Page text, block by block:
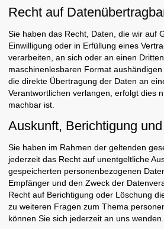
Recht auf
Sie haben das Recht, Daten, die wir auf
Einwilligung oder in Erfüllung eines
verarbeiten, an sich oder an einen
maschinenlesbaren Format
die direkte Übertragung der Daten an
Verantwortlichen verlangen, erfolgt dies
machbar ist.
Auskunft, Berichtigung
Sie haben im Rahmen der geltenden
jederzeit das Recht auf unentgeltliche
gespeicherten personenbezogenen
Empfänger und den Zweck der
Recht auf Berichtigung oder Löschung
zu weiteren Fragen zum Thema
können Sie sich jederzeit an uns wenden.